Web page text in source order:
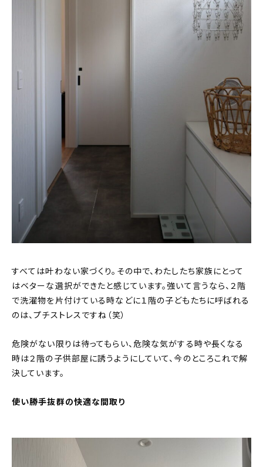
すべては叶わない家づくり。その中で、わたしたち家族にとって
はベターな選択ができたと感じています。強いて言うなら、２階
で洗濯物を片付けている時などに１階の子どもたちに呼ばれる
のは、プチストレスですね（笑）
危険がない限りは待ってもらい、危険な気がする時や長くなる
時は２階の子供部屋に誘うようにしていて、今のところこれで解
決しています。
使い勝手抜群の快適な間取り